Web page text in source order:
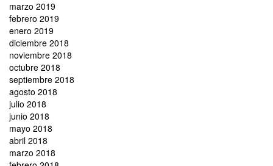
marzo 2019
febrero 2019
enero 2019
diciembre 2018
noviembre 2018
octubre 2018
septiembre 2018
agosto 2018
julio 2018
junio 2018
mayo 2018
abril 2018
marzo 2018